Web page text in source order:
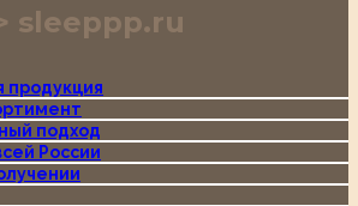
sleeppp.ru
продукция
подход
России